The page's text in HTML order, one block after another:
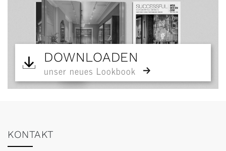
DOWNLOADEN
unser neues Lookbook
KONTAKT